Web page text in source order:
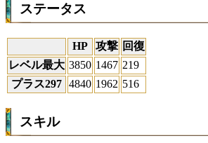
ステータス
HP 攻撃 回復
レベル最大 3850 1467 219
プラス297 4840 1962 516
スキル